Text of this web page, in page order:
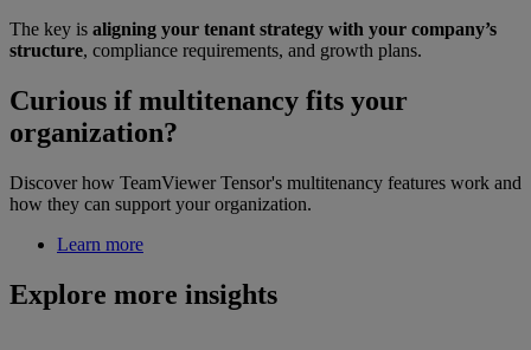
The key is aligning your tenant strategy with your company’s
structure, compliance requirements, and growth plans.
Curious if multitenancy fits your
organization?
Discover how TeamViewer Tensor's multitenancy features work and
how they can support your organization.
Learn more
Explore more insights